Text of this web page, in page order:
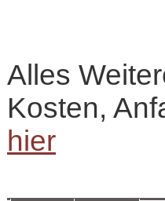
Alles
Kosten,
hier